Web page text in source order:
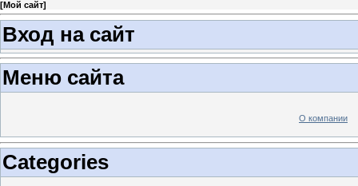
[Мой сайт]
Вход на сайт
Меню сайта
О компании
Categories